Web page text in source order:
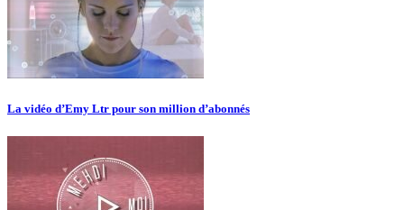
La vidéo d’Emy Ltr pour son million d’abonnés